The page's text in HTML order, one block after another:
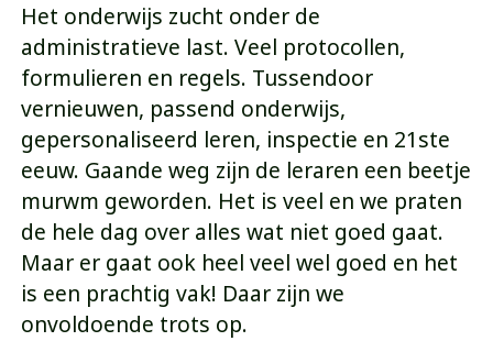
Het onderwijs zucht onder de
administratieve last. Veel protocollen,
formulieren en regels. Tussendoor
vernieuwen, passend onderwijs,
gepersonaliseerd leren, inspectie en 21ste
eeuw. Gaande weg zijn de leraren een beetje
murwm geworden. Het is veel en we praten
de hele dag over alles wat niet goed gaat.
Maar er gaat ook heel veel wel goed en het
is een prachtig vak! Daar zijn we
onvoldoende trots op.